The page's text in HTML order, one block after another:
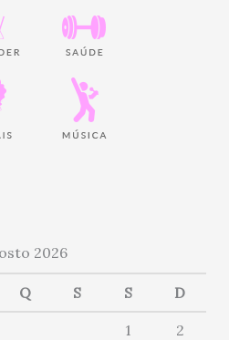
2026
Q S S D
1
2